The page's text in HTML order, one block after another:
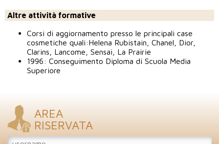
Altre attività formative
Corsi di aggiornamento presso le principali case
cosmetiche quali:Helena Rubistain, Chanel, Dior,
Clarins, Lancome, Sensai, La Prairie
1996: Conseguimento Diploma di Scuola Media
Superiore
AREA
RISERVATA